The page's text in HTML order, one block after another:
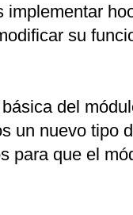
implementar
su
del
un nuevo tipo
para que el